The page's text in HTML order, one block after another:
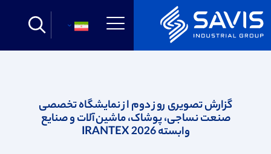
گزارش تصویری روز دوم از نمایشگاه تخصصی
صنعت نساجی، پوشاک، ماشین‌آلات و صنایع
وابسته IRANTEX 2026